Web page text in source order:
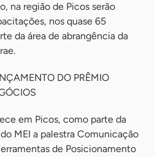
na região de Picos serão
nos quase 65
da área de abrangência da
DO PRÊMIO
em Picos, como parte da
MEI a palestra Comunicação
de Posicionamento